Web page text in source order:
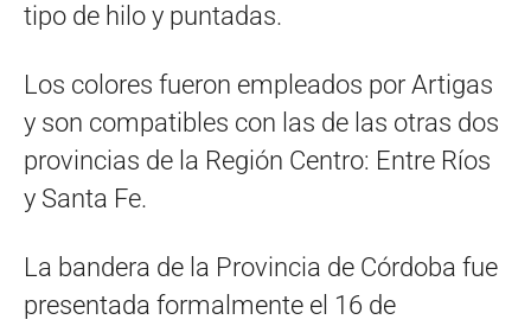
tipo de hilo y puntadas.
Los colores fueron empleados por Artigas
y son compatibles con las de las otras dos
provincias de la Región Centro: Entre Ríos
y Santa Fe.
La bandera de la Provincia de Córdoba fue
presentada formalmente el 16 de